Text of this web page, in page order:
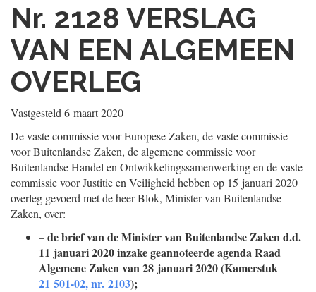
Nr. 2128 VERSLAG
VAN EEN ALGEMEEN
OVERLEG
Vastgesteld 6 maart 2020
De vaste commissie voor Europese Zaken, de vaste commissie
voor Buitenlandse Zaken, de algemene commissie voor
Buitenlandse Handel en Ontwikkelingssamenwerking en de vaste
commissie voor Justitie en Veiligheid hebben op 15 januari 2020
overleg gevoerd met de heer Blok, Minister van Buitenlandse
Zaken, over:
–de brief van de Minister van Buitenlandse Zaken d.d.
11 januari 2020 inzake geannoteerde agenda Raad
Algemene Zaken van 28 januari 2020 (Kamerstuk
21 501-02, nr. 2103);